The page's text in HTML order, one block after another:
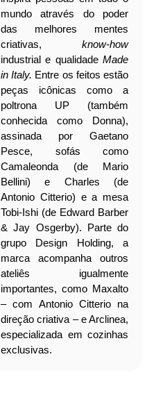
mundo através do poder
das melhores mentes
criativas, know-how
industrial e qualidade Made
in Italy. Entre os feitos estão
peças icônicas como a
poltrona UP (também
conhecida como Donna),
assinada por Gaetano
Pesce, sofás como
Camaleonda (de Mario
Bellini) e Charles (de
Antonio Citterio) e a mesa
Tobi-Ishi (de Edward Barber
& Jay Osgerby). Parte do
grupo Design Holding, a
marca acompanha outros
ateliês igualmente
importantes, como Maxalto
– com Antonio Citterio na
direção criativa – e Arclinea,
especializada em cozinhas
exclusivas.